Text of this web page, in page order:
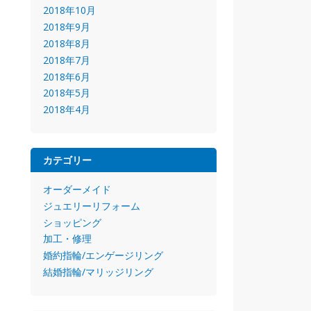
2018年10月
2018年9月
2018年8月
2018年7月
2018年6月
2018年5月
2018年4月
カテゴリー
オーダーメイド
ジュエリーリフォーム
ショッピング
加工・修理
婚約指輪/エンゲージリング
結婚指輪/マリッジリング